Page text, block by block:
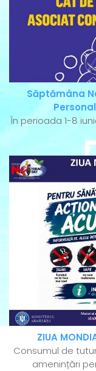
Săptămâna
În perioada 1-8
ZIUA
Consumul de
amenințări